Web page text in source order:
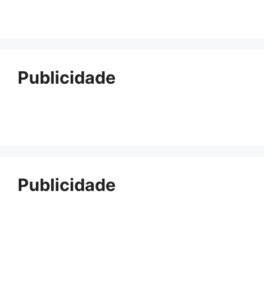
Publicidade
Publicidade